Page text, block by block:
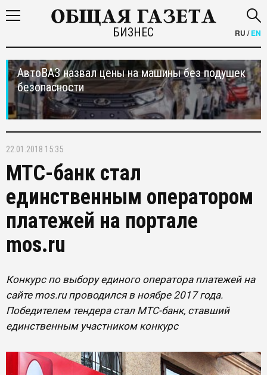
БИЗНЕС RU /EN
АвтоВАЗ назвал цены на машины без подушек
безопасности
22.01.2018 15:35
МТС-банк стал
единственным оператором
платежей на портале
mos.ru
Конкурс по выбору единого оператора платежей на
сайте mos.ru проводился в ноябре 2017 года.
Победителем тендера стал МТС-банк, ставший
единственным участником конкурс